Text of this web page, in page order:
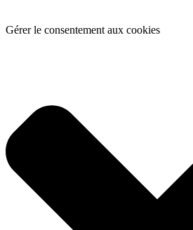
Gérer le consentement aux cookies